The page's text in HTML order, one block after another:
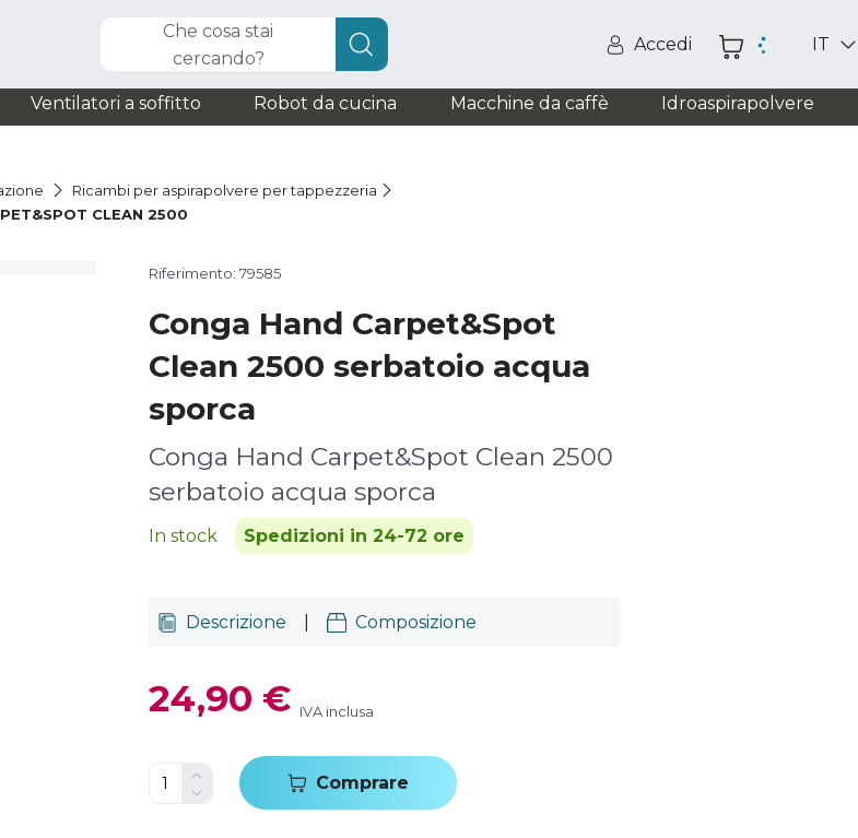
Che cosa stai
cercando?
Accedi IT
Ventilatori a soffitto Robot da cucina Macchine da caffè Idroaspirapolvere
Ricambi per aspirapolvere per tappezzeria
CLEAN 2500
Riferimento: 79585
Conga Hand Carpet&Spot
Clean 2500 serbatoio acqua
sporca
Conga Hand Carpet&Spot Clean 2500
serbatoio acqua sporca
In stock Spedizioni in 24-72 ore
Descrizione Composizione
24,90 € IVA inclusa
Comprare